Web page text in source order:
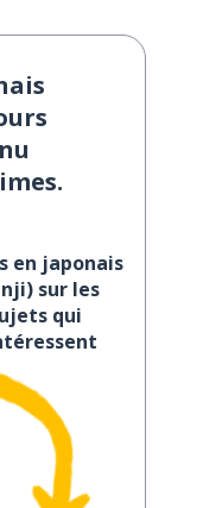
en japonais
sur les
qui